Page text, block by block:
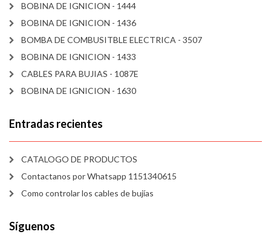
BOBINA DE IGNICION - 1444
BOBINA DE IGNICION - 1436
BOMBA DE COMBUSITBLE ELECTRICA - 3507
BOBINA DE IGNICION - 1433
CABLES PARA BUJIAS - 1087E
BOBINA DE IGNICION - 1630
Entradas recientes
CATALOGO DE PRODUCTOS
Contactanos por Whatsapp 1151340615
Como controlar los cables de bujías
Síguenos